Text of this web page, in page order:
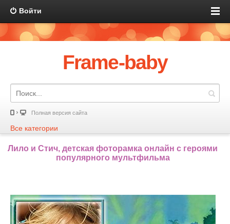
Войти
Frame-baby
Полная версия сайта
Все категории
Лило и Стич, детская фоторамка онлайн с героями
популярного мультфильма